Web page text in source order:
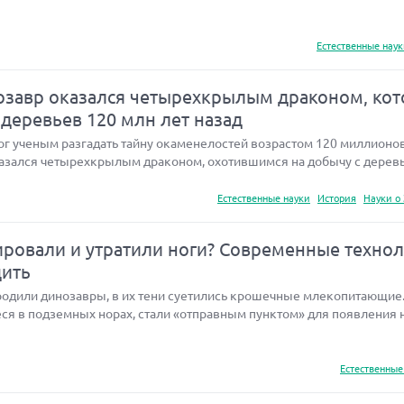
Естественные
оказался четырехкрылым драконом,
120 млн лет назад
разгадать тайну окаменелостей возрастом 120
четырехкрылым драконом, охотившимся на добычу с
Естественные науки История Науки о
и утратили ноги? Современные
динозавры, в их тени суетились крошечные
в подземных норах, стали «отправным пунктом» для появления